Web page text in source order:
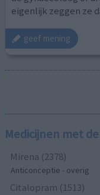
eigenlijk zeggen ze
geef mening
Medicijnen met
Mirena (2378)
Anticonceptie - overig
Citalopram (1513)